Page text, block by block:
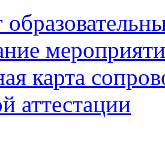
карта
аттестации